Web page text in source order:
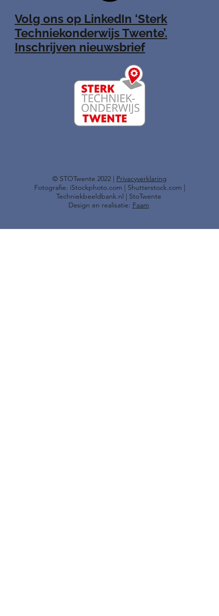
Volg ons op LinkedIn ‘Sterk
Techniekonderwijs Twente’.
Inschrijven nieuwsbrief
​© STOTwente 2022 | Privacyverklaring
Fotografie: iStockphoto.com | Shutterstock.com |
Techniekbeeldbank.nl | StoTwente
Design en realisatie: Faam